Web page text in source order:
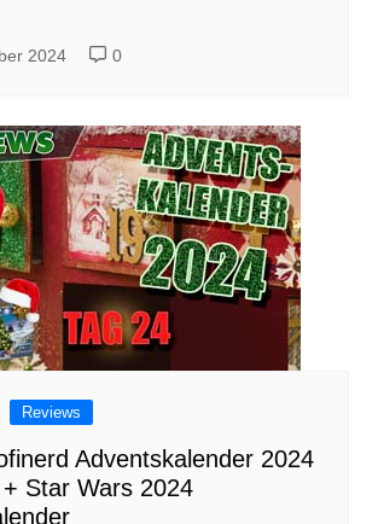
2024 0
Reviews
Adventskalender 2024
Star Wars 2024